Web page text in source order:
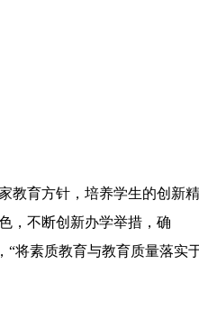
教育方针，培养学生的创新精
，不断创新办学举措，确
“将素质教育与教育质量落实